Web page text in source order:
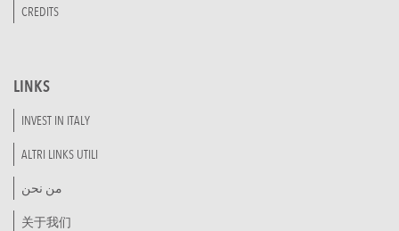
CREDITS
LINKS
INVEST IN ITALY
ALTRI LINKS UTILI
من نحن
关于我们